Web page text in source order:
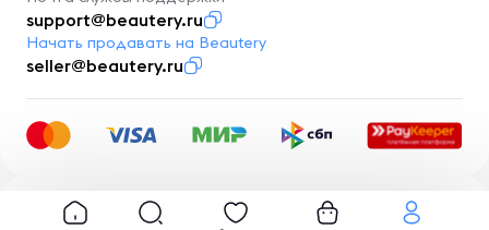
support@beautery.ru
Начать продавать на Beautery
seller@beautery.ru
Разработка BusinessMentor.ru